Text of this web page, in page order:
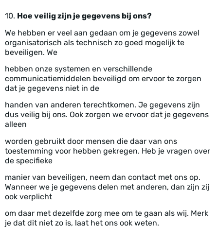
10. Hoe veilig zijn je gegevens bij ons?
We hebben er veel aan gedaan om je gegevens zowel
organisatorisch als technisch zo goed mogelijk te
beveiligen. We
hebben onze systemen en verschillende
communicatiemiddelen beveiligd om ervoor te zorgen
dat je gegevens niet in de
handen van anderen terechtkomen. Je gegevens zijn
dus veilig bij ons. Ook zorgen we ervoor dat je gegevens
alleen
worden gebruikt door mensen die daar van ons
toestemming voor hebben gekregen. Heb je vragen over
de specifieke
manier van beveiligen, neem dan contact met ons op.
Wanneer we je gegevens delen met anderen, dan zijn zij
ook verplicht
om daar met dezelfde zorg mee om te gaan als wij. Merk
je dat dit niet zo is, laat het ons ook weten.